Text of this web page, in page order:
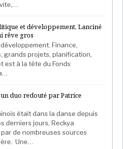
cependant que
sur une junte après
l’influence sur l’armée en
car elle n’est pas
n’est pas membre de
avec Reuters Afrique
et développement, Lanciné
rêve gros
Finance,
grands projets, planification,
est à la tête du Fonds
duo redouté par Patrice
était dans la danse depuis
derniers jours, Reckya
de nombreuses sources
Une…